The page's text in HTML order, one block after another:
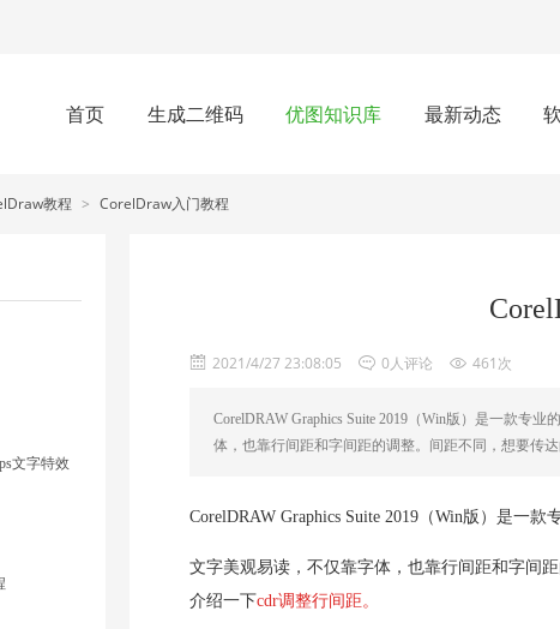
首页 生成二维码 优图知识库 最新动态
教程 > CorelDraw入门教程
ps文字特效
2021/4/27 23:08:05 0人评论 461次
CorelDRAW Graphics Suite 2019（Win版）是一款专
体，也靠行间距和字间距的调整。间距不同，想要传
CorelDRAW Graphics Suite 2019（Win版）是一
文字美观易读，不仅靠字体，也靠行间距和字间
介绍一下cdr调整行间距。